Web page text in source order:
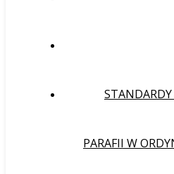
PARAFII W